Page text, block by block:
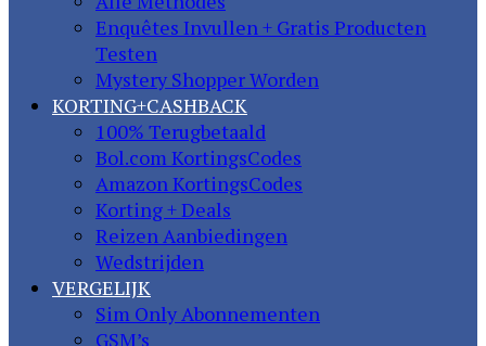
Enquêtes Invullen + Gratis Producten
Testen
Mystery Shopper Worden
KORTING+CASHBACK
100% Terugbetaald
Bol.com KortingsCodes
Amazon KortingsCodes
Korting + Deals
Reizen Aanbiedingen
Wedstrijden
VERGELIJK
Sim Only Abonnementen
GSM’s